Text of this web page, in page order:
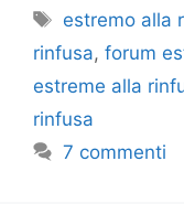
Tag
estremo alla
rinfusa, forum
estreme alla
rinfusa
7 commenti